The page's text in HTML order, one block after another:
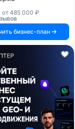
от 485 000 ₽
бизнес-план